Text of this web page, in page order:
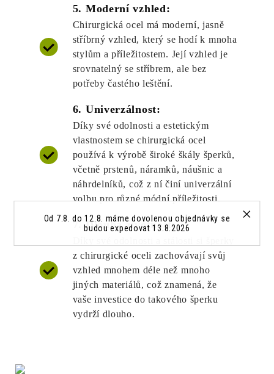
Od 7.8. do 12.8. máme dovolenou objednávky se
budou expedovat 13.8.2026
5. Moderní vzhled:
Chirurgická ocel má moderní, jasně
stříbrný vzhled, který se hodí k mnoha
stylům a příležitostem. Její vzhled je
srovnatelný se stříbrem, ale bez
potřeby častého leštění.
6. Univerzálnost:
Díky své odolnosti a estetickým
vlastnostem se chirurgická ocel
používá k výrobě široké škály šperků,
včetně prstenů, náramků, náušnic a
náhrdelníků, což z ní činí univerzální
volbu pro různé módní příležitosti.
7. Dlouhá životnost:
z chirurgické oceli zachovávají svůj
vzhled mnohem déle než mnoho
jiných materiálů, což znamená, že
vaše investice do takového šperku
vydrží dlouho.